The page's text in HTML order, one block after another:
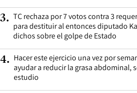
3. TC rechaza por 7 votos contra 3
para destituir al entonces diputado
dichos sobre el golpe de Estado
4. Hacer este ejercicio una vez por
ayudar a reducir la grasa abdominal,
estudio